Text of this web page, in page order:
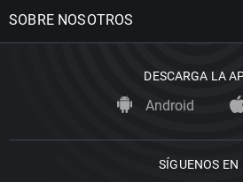
SOBRE NOSOTROS
DESCARGA LA
Android
SÍGUENOS EN